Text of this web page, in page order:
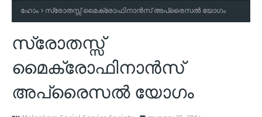
ഹോം സ്രോതസ്സ് മൈക്രോഫിനാന്‍സ് അപ്രൈസല്‍ യോഗം
സ്രോതസ്സ്
മൈക്രോഫിനാന്‍സ്
അപ്രൈസല്‍ യോഗം